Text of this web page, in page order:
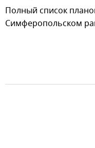
Полный список
Симферопольском